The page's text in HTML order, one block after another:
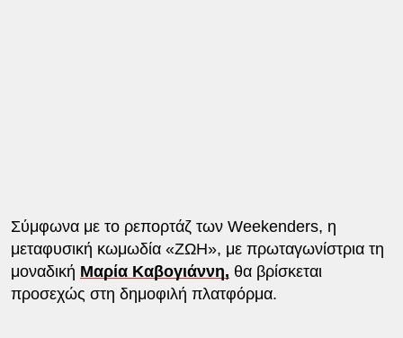
Σύμφωνα με το ρεπορτάζ των Weekenders, η
μεταφυσική κωμωδία «ΖΩΗ», με πρωταγωνίστρια τη
μοναδική Μαρία Καβογιάννη, θα βρίσκεται
προσεχώς στη δημοφιλή πλατφόρμα.